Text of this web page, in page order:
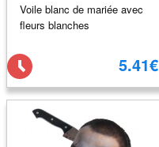
Voile blanc de mariée avec
fleurs blanches
5.41€